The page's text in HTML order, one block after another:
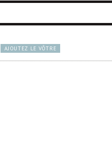
AJOUTEZ LE VÔTRE